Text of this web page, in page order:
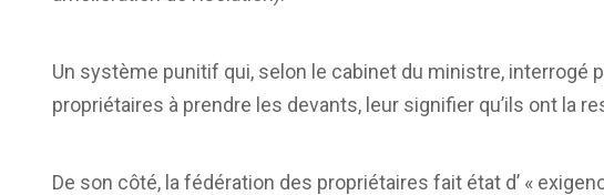
Un système punitif qui, selon le cabinet du ministre, interrogé
propriétaires à prendre les devants, leur signifier qu’ils ont la
De son côté, la fédération des propriétaires fait état d’ «